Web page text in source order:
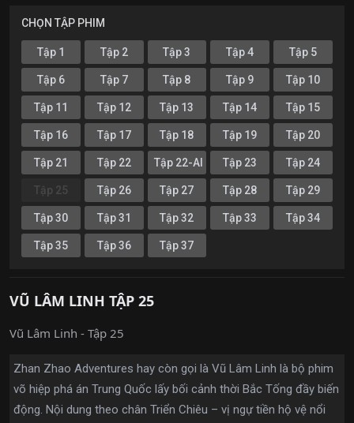
CHỌN TẬP PHIM
Tập 1 Tập 2 Tập 3 Tập 4 Tập 5
Tập 6 Tập 7 Tập 8 Tập 9 Tập 10
Tập 11 Tập 12 Tập 13 Tập 14 Tập 15
Tập 16 Tập 17 Tập 18 Tập 19 Tập 20
Tập 21 Tập 22 Tập 22-AI Tập 23 Tập 24
Tập 25 Tập 26 Tập 27 Tập 28 Tập 29
Tập 30 Tập 31 Tập 32 Tập 33 Tập 34
Tập 35 Tập 36 Tập 37
VŨ LÂM LINH TẬP 25
Vũ Lâm Linh - Tập 25
Zhan Zhao Adventures hay còn gọi là Vũ Lâm Linh là bộ phim
võ hiệp phá án Trung Quốc lấy bối cảnh thời Bắc Tống đầy biến
động. Nội dung theo chân Triển Chiêu – vị ngự tiền hộ vệ nổi